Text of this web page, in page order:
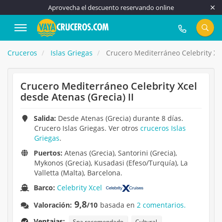
Aprovecha el descuento reservando online
917 815 555
Cruceros Islas Griegas Crucero Mediterráneo Celebrity
Crucero Mediterráneo Celebrity Xcel
desde Atenas (Grecia) II
Salida: Desde Atenas (Grecia) durante 8 días.
Crucero Islas Griegas. Ver otros cruceros Islas
Griegas.
Puertos: Atenas (Grecia), Santorini (Grecia),
Mykonos (Grecia), Kusadasi (Efeso/Turquía), La
Valletta (Malta), Barcelona.
Barco:Celebrity Xcel
Valoración: 9,8/10 basada en2 comentarios.